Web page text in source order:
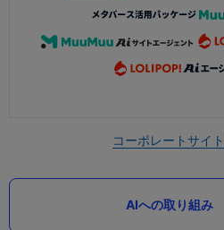
コーポレートサイト
AIへの取り組み